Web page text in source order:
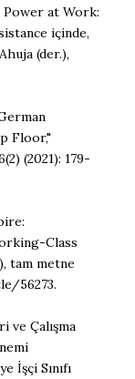
at Work:
içinde,
(der.),
Floor,"
(2021): 179-
Class
tam metne
56273.
ve Çalışma
İşçi Sınıfı